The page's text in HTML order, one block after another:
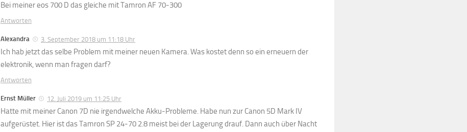
Bei meiner eos 700 D das gleiche mit Tamron AF 70-300
Antworten
Alexandra 3. September 2018 um 11:18 Uhr
Ich hab jetzt das selbe Problem mit meiner neuen Kamera. Was kostet denn so ein erneuern der
elektronik, wenn man fragen darf?
Antworten
Ernst Müller 12. Juli 2019 um 11:25 Uhr
Hatte mit meiner Canon 7D nie irgendwelche Akku-Probleme. Habe nun zur Canon 5D Mark IV
aufgerüstet. Hier ist das Tamron SP 24-70 2.8 meist bei der Lagerung drauf. Dann auch über Nacht